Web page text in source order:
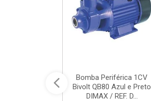
Bomba Periférica 1CV
Bivolt QB80 Azul e Preto
DIMAX / REF. D...